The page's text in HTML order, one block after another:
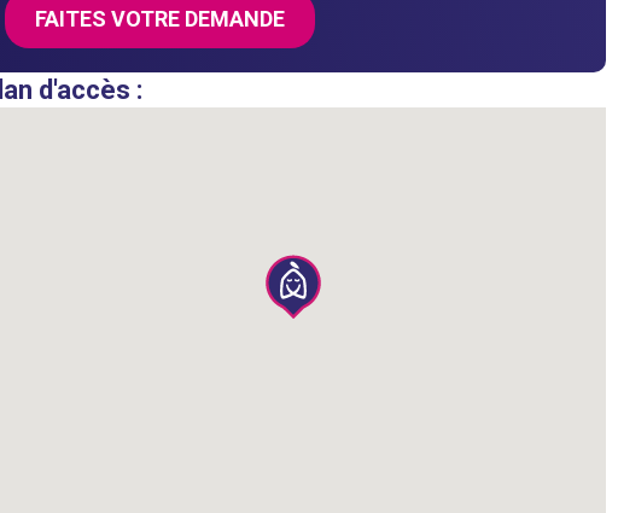
FAITES VOTRE DEMANDE
d'accès :